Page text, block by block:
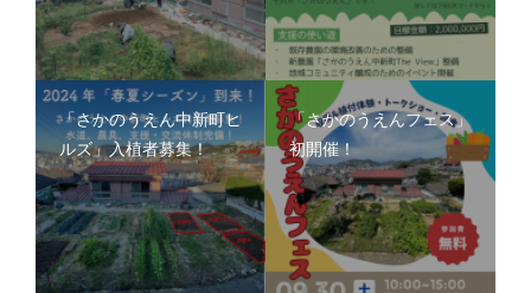
「さかのうえん中新町ヒ
ルズ」入植者募集！
「さかのうえんフェス」
初開催！